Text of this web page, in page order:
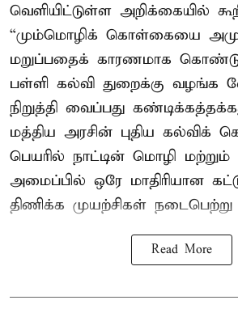
வெளியிட்டுள்ள அறிக்கையில்
“மும்மொழிக் கொள்கையை
மறுப்பதைக் காரணமாக கொண்டு
பள்ளி கல்வி துறைக்கு வழங்க
நிறுத்தி வைப்பது
மத்திய அரசின் புதிய
பெயரில் நாட்டின் மொழி மற்றும்
அமைப்பில் ஒரே மாதிரியான
திணிக்க முயற்சிகள்
Read More